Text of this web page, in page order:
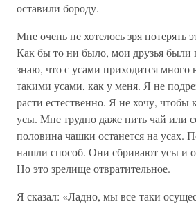
оставили бороду.
Мне очень не хотелось зря потерять
Как бы то ни было, мои друзья были
знаю, что с усами приходится много
такими усами, как у меня. Я не
расти естественно. Я не хочу, чтобы
усы. Мне трудно даже пить чай или
половина чашки останется на усах.
нашли способ. Они сбривают усы и
Но это зрелище отвратительное.
Я сказал: «Ладно, мы все-таки